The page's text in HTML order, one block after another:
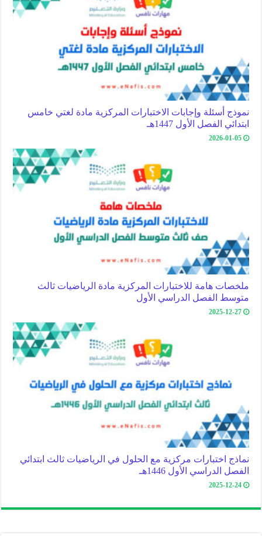
نموذج أسئلة وإجابات الاختبارات المركزية مادة لغتي خامس
ابتدائي الفصل الأول 1447هـ
2026-01-05
ملخصات هامة للاختبارات المركزية مادة الرياضيات ثالث
متوسط الفصل الدراسي الأول
2025-12-27
نماذج اختبارات مركزية مع الحلول في الرياضيات ثالث ابتدائي
الفصل الدراسي الأول 1446هـ
2025-12-24